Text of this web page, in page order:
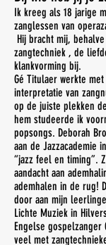
Ik kreeg als 18 jarige
zanglessen van
Hij bracht mij,
zangtechniek , de
klankvorming bij.
Gé Titulaer werkte
interpretatie van
op de juiste plekken
hem studeerde ik
popsongs. Deborah
aan de Jazzacademie
“jazz feel en timing”.
aandacht aan
ademhalen in de rug!
door aan mijn
Lichte Muziek in
Engelse gospelzanger
veel met